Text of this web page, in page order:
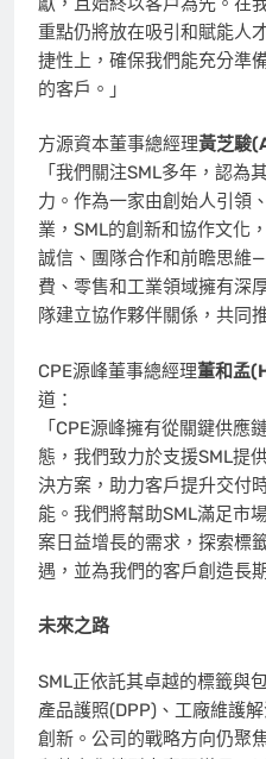
重點仍將放在吸引和賦能人
捷性上，確保我們能充分準
的客戶。」
方源資本董事總經理黃芝駿(
「我們關注SML多年，認為
力。作為一家由創始人引領
業，SML的創新和協作文化
誠信、團隊合作和前瞻思維
費、零售和工業領域擁有深
隊建立協作夥伴關係，共同
CPE源峰董事總經理董和孟
道：
「CPE源峰擁有從關鍵供應
態，我們致力於支援SML提
決方案，助力客戶提升交付
能。我們將幫助SML滿足市
案日益增長的需求，探索標
遇，並為我們的客戶創造長
未來之路
SML正依託其卓越的標籤與
產品護照(DPP)、工廠維護
創新。公司的戰略方向仍聚